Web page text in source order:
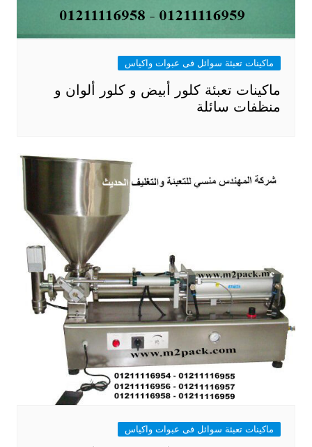
ماكينات تعبئة سوائل فى عبوات واكياس
ماكينات تعبئة كلور أبيض و كلور ألوان و
منظفات سائلة
ماكينات تعبئة سوائل فى عبوات واكياس